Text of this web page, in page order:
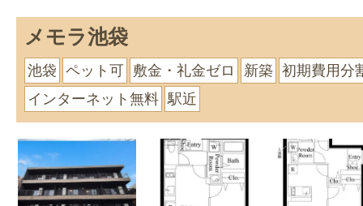
メモラ池袋
池袋 ペット可 敷金・礼金ゼロ 新築 初期費用分
インターネット無料 駅近